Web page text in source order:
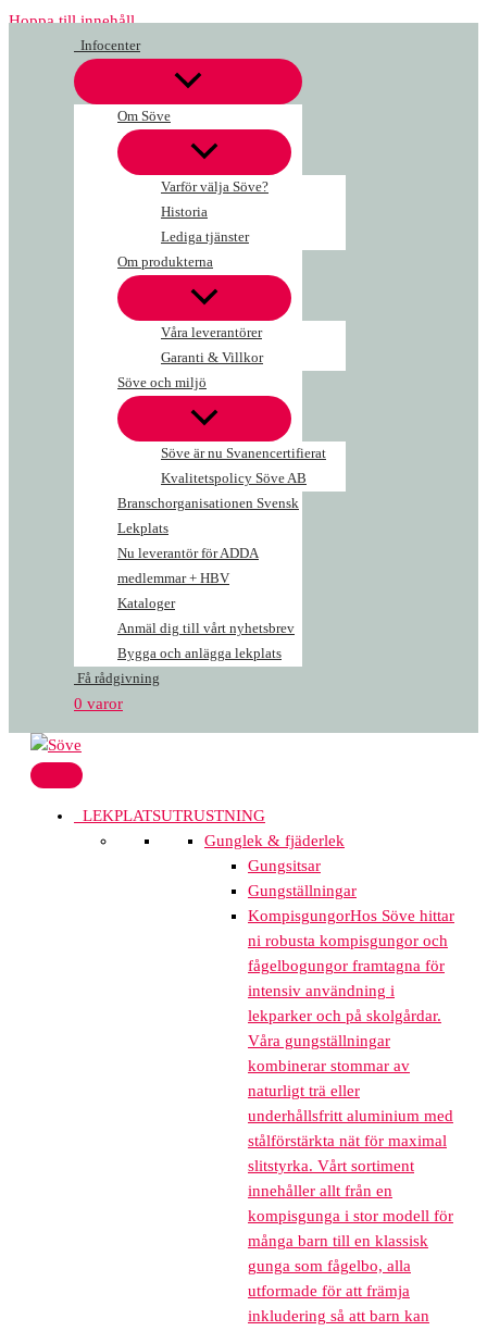
Hoppa till innehåll
Infocenter
Om Söve
Varför välja Söve?
Historia
Lediga tjänster
Om produkterna
Våra leverantörer
Garanti & Villkor
Söve och miljö
Söve är nu Svanencertifierat
Kvalitetspolicy Söve AB
Branschorganisationen Svensk
Lekplats
Nu leverantör för ADDA
medlemmar + HBV
Kataloger
Anmäl dig till vårt nyhetsbrev
Bygga och anlägga lekplats
Få rådgivning
0 varor
LEKPLATSUTRUSTNING
Gunglek & fjäderlek
Gungsitsar
Gungställningar
KompisgungorHos Söve hittar
ni robusta kompisgungor och
fågelbogungor framtagna för
intensiv användning i
lekparker och på skolgårdar.
Våra gungställningar
kombinerar stommar av
naturligt trä eller
underhållsfritt aluminium med
stålförstärkta nät för maximal
slitstyrka. Vårt sortiment
innehåller allt från en
kompisgunga i stor modell för
många barn till en klassisk
gunga som fågelbo, alla
utformade för att främja
inkludering så att barn kan